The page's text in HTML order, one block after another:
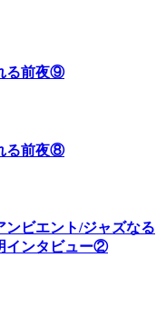
る前夜⑨
る前夜⑧
ンビエント/ジャズなる
インタビュー②